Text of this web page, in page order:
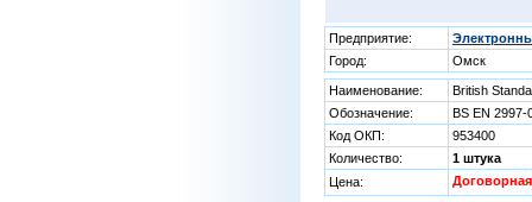
Предприятие:
Город:
Омск
Наименование:
British
Обозначение:
BS EN 2997-
Код ОКП:
953400
Количество:
1 штука
Цена:
Договорная